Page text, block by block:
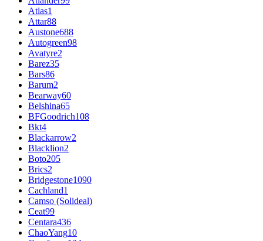
Atlas1
Attar88
Austone688
Autogreen98
Avatyre2
Barez35
Bars86
Barum2
Bearway60
Belshina65
BFGoodrich108
Bkt4
Blackarrow2
Blacklion2
Boto205
Brics2
Bridgestone1090
Cachland1
Camso (Solideal)
Ceat99
Centara436
ChaoYang10